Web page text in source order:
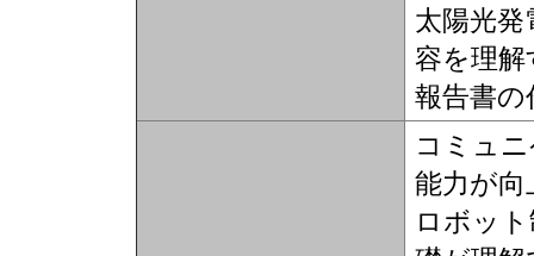
太陽光発
容を理
報告書の
コミュ
能力が
ロボッ